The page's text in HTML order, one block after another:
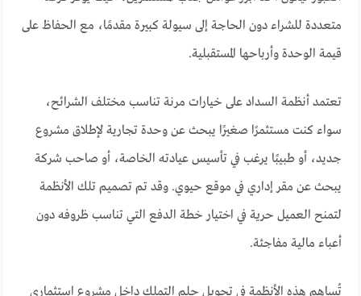
متعددة للشراء دون الحاجة إلى سيولة كبيرة مقدمًا، مع الحفاظ على
قيمة الوحدة وأرباحها المستقبلية.
تعتمد أنظمة السداد على خيارات مرنة تناسب مختلف الشرائح،
سواء كنت مستثمرًا صغيرًا يبحث عن وحدة تجارية لإطلاق مشروع
جديد، أو طبيبًا يرغب في تأسيس عيادته الخاصة، أو صاحب شركة
يبحث عن مقر إداري في موقع حيوي. وقد تم تصميم تلك الأنظمة
لتمنح العميل حرية في اختيار خطة الدفع التي تناسب ظروفه دون
أعباء مالية مفاجئة.
تُساهم هذه الأنظمة في تحويل حلم التملك داخل مشروع استثماري